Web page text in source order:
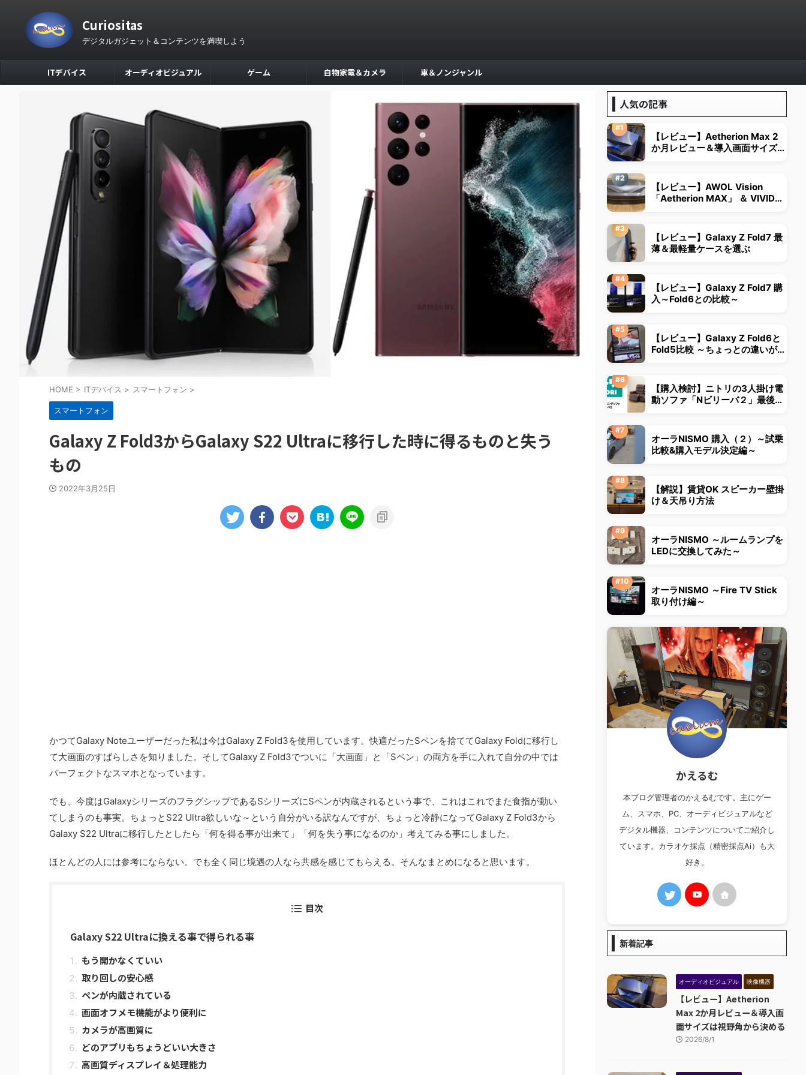
Curiositas
デジタルガジェット＆コンテンツを満喫しよう
ITデバイス オーディオビジュアル ゲーム 白物家電＆カメラ 車＆ノンジャンル
HOME > ITデバイス > スマートフォン >
スマートフォン
Galaxy Z Fold3からGalaxy S22 Ultraに移行した時に得るものと失う
もの
2022年3月25日
かつてGalaxy Noteユーザーだった私は今はGalaxy Z Fold3を使用しています。快適だったSペンを捨ててGalaxy Foldに移行し
て大画面のすばらしさを知りました。そしてGalaxy Z Fold3でついに「大画面」と「Sペン」の両方を手に入れて自分の中では
パーフェクトなスマホとなっています。
でも、今度はGalaxyシリーズのフラグシップであるSシリーズにSペンが内蔵されるという事で、これはこれでまた食指が動い
てしまうのも事実。ちょっとS22 Ultra欲しいな～という自分がいる訳なんですが、ちょっと冷静になってGalaxy Z Fold3から
Galaxy S22 Ultraに移行したとしたら「何を得る事が出来て」「何を失う事になるのか」考えてみる事にしました。
ほとんどの人には参考にならない。でも全く同じ境遇の人なら共感を感じてもらえる。そんなまとめになると思います。
目次
Galaxy S22 Ultraに換える事で得られる事
もう開かなくていい
取り回しの安心感
ペンが内蔵されている
画面オフメモ機能がより便利に
カメラが高画質に
どのアプリもちょうどいい大きさ
高画質ディスプレイ＆処理能力
人気の記事
【レビュー】Aetherion Max 2
か月レビュー＆導入画面サイズは
【レビュー】AWOL Vision
「Aetherion MAX」 ＆ VIVID
【レビュー】Galaxy Z Fold7 最
薄＆最軽量ケースを選ぶ
【レビュー】Galaxy Z Fold7 購
入～Fold6との比較～
【レビュー】Galaxy Z Fold6と
Fold5比較 ～ちょっとの違いが大
【購入検討】ニトリの3人掛け電
動ソファ「Nビリーバ２」最後ま
オーラNISMO 購入（２）～試乗
比較&購入モデル決定編～
【解説】賃貸OK スピーカー壁掛
け＆天吊り方法
オーラNISMO ～ルームランプを
LEDに交換してみた～
オーラNISMO ～Fire TV Stick
取り付け編～
かえるむ
本ブログ管理者のかえるむです。主にゲー
ム、スマホ、PC、オーディビジュアルなど
デジタル機器、コンテンツについてご紹介し
ています。カラオケ採点（精密採点Ai）も大
好き。
新着記事
オーディオビジュアル 映像機器
【レビュー】Aetherion
Max 2か月レビュー＆導入画
面サイズは視野角から決める
2026/8/1